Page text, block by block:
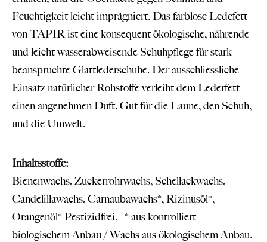
Feuchtigkeit leicht imprägniert. Das farblose Ledefett
von TAPIR ist eine konsequent ökologische, nährende
und leicht wasserabweisende Schuhpflege für stark
beanspruchte Glattlederschuhe. Der ausschliessliche
Einsatz natürlicher Rohstoffe verleiht dem Lederfett
einen angenehmen Duft. Gut für die Laune, den Schuh,
und die Umwelt.
Inhaltsstoffe:
Bienenwachs, Zuckerrohrwachs, Schellackwachs,
Candelillawachs, Carnaubawachs*, Rizinusöl*,
Orangenöl* Pestizidfrei, * aus kontrolliert
biologischem Anbau / Wachs aus ökologischem Anbau.